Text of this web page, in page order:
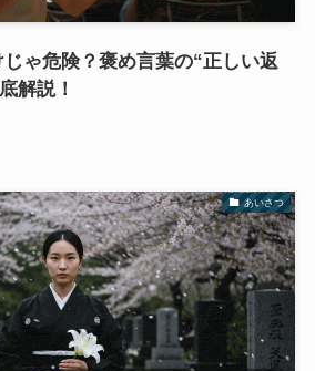
じゃ危険？褒め言葉の“正しい返
解説！
あいさつ